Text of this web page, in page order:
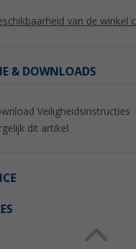
van de winkel
& DOWNLOADS
Veiligheidsinstructies
dit artikel